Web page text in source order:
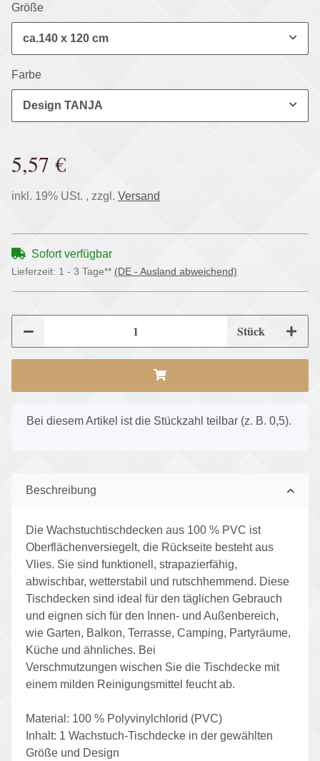
Größe
ca.140 x 120 cm
Farbe
Design TANJA
5,57 €
inkl. 19% USt. , zzgl. Versand
Sofort verfügbar
Lieferzeit: 1 - 3 Tage** (DE - Ausland abweichend)
Stück
xBei diesem Artikel ist die Stückzahl teilbar (z. B. 0,5).
Beschreibung
Die Wachstuchtischdecken aus 100 % PVC ist
Oberflächenversiegelt, die Rückseite besteht aus
Vlies. Sie sind funktionell, strapazierfähig,
abwischbar, wetterstabil und rutschhemmend. Diese
Tischdecken sind ideal für den täglichen Gebrauch
und eignen sich für den Innen- und Außenbereich,
wie Garten, Balkon, Terrasse, Camping, Partyräume,
Küche und ähnliches. Bei
Verschmutzungen wischen Sie die Tischdecke mit
einem milden Reinigungsmittel feucht ab.
Material: 100 % Polyvinylchlorid (PVC)
Inhalt: 1 Wachstuch-Tischdecke in der gewählten
Größe und Design